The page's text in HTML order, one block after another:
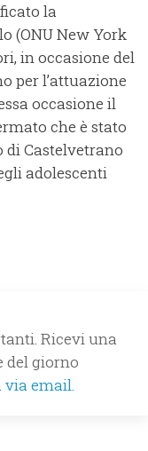
la
(ONU New York
in occasione del
per l’attuazione
occasione il
che è stato
di Castelvetrano
adolescenti
Ricevi una
del giorno
via email.